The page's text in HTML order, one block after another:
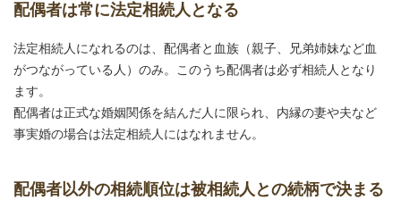
配偶者は常に法定相続人となる
法定相続人になれるのは、配偶者と血族（親子、兄弟姉妹など血
がつながっている人）のみ。このうち配偶者は必ず相続人となり
ます。
配偶者は正式な婚姻関係を結んだ人に限られ、内縁の妻や夫など
事実婚の場合は法定相続人にはなれません。
配偶者以外の相続順位は被相続人との続柄で決まる